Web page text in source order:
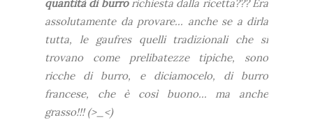
quantità di burrorichiesta dalla ricetta??? Era
assolutamente da provare... anche se a dirla
tutta, le gaufres quelli tradizionali che si
trovano come prelibatezze tipiche, sono
ricche di burro, e diciamocelo, di burro
francese, che è così buono... ma anche
grasso!!! (>_<)